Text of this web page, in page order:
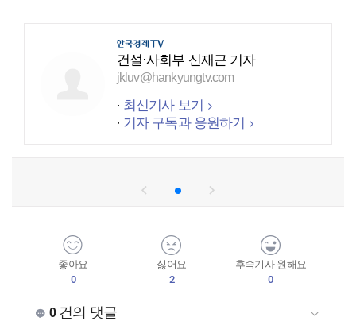
건설·사회부 신재근 기자
jkluv@hankyungtv.com
최신기사 보기
기자 구독과 응원하기
좋아요
0
싫어요
2
후속기사 원해요
0
0건의 댓글